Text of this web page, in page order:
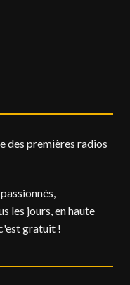
des premières radios
les jours, en haute
gratuit !